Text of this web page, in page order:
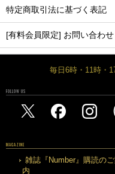
特定商取引法に基づく表記
[有料会員限定] お問い合わせ
毎日6時・11時・
FOLLOW US
MAGAZINE
雑誌『Number』購読の
内